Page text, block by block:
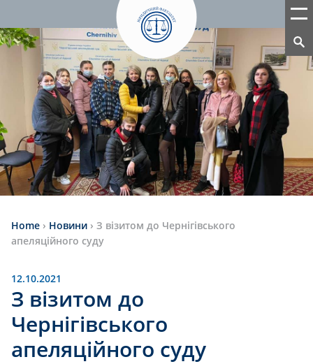
Home › Новини › З візитом до Чернігівського
апеляційного суду
12.10.2021
З візитом до
Чернігівського
апеляційного суду